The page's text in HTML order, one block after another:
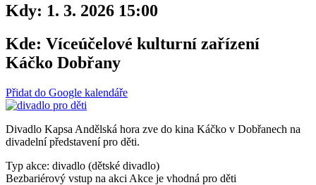
Kdy: 1. 3. 2026 15:00
Kde: Víceúčelové kulturní zařízení
Káčko Dobřany
Přidat do Google kalendáře
Divadlo Kapsa Andělská hora zve do kina Káčko v Dobřanech na
divadelní představení pro děti.
Typ akce: divadlo (dětské divadlo)
Bezbariérový vstup na akci Akce je vhodná pro děti